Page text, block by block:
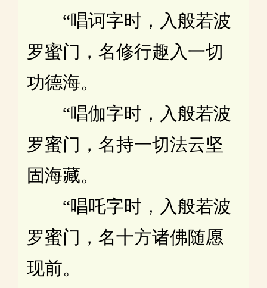
“唱诃字时，入般若波
罗蜜门，名修行趣入一切
功德海。
“唱伽字时，入般若波
罗蜜门，名持一切法云坚
固海藏。
“唱吒字时，入般若波
罗蜜门，名十方诸佛随愿
现前。